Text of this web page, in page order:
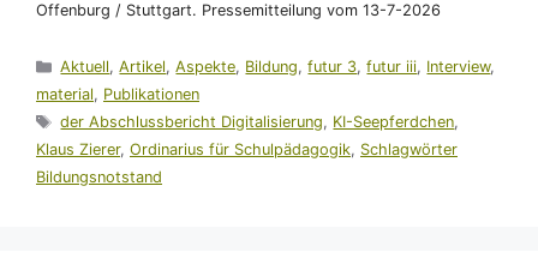
Offenburg / Stuttgart. Pressemitteilung vom 13-7-2026
Kategorien
Aktuell,Artikel,Aspekte, Bildung,futur 3,futur iii, Interview,
material, Publikationen
Schlagwörter
der Abschlussbericht Digitalisierung, KI-Seepferdchen,
Klaus Zierer, Ordinarius für Schulpädagogik, Schlagwörter
Bildungsnotstand